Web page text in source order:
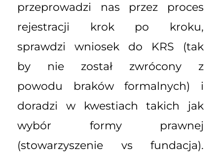
przeprowadzi nas przez proces
rejestracji krok po kroku,
sprawdzi wniosek do KRS (tak
by nie został zwrócony z
powodu braków formalnych) i
doradzi w kwestiach takich jak
wybór formy prawnej
(stowarzyszenie vs fundacja).